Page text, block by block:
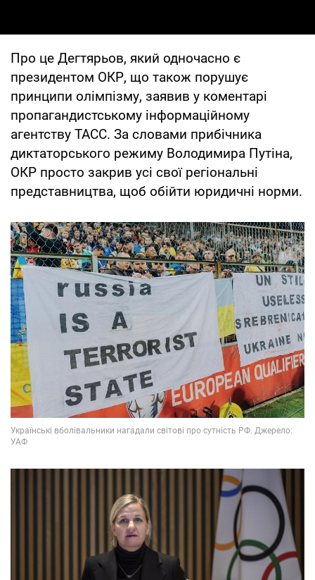
Про це Дегтярьов, який одночасно є
президентом ОКР, що також порушує
принципи олімпізму, заявив у коментарі
пропагандистському інформаційному
агентству ТАСС. За словами прибічника
диктаторського режиму Володимира Путіна,
ОКР просто закрив усі свої регіональні
представництва, щоб обійти юридичні норми.